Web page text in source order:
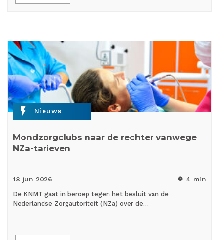
flash_on Nieuws
Mondzorgclubs naar de rechter vanwege
NZa-tarieven
18 jun 2026 timer 4 min
De KNMT gaat in beroep tegen het besluit van de
Nederlandse Zorgautoriteit (NZa) over de…